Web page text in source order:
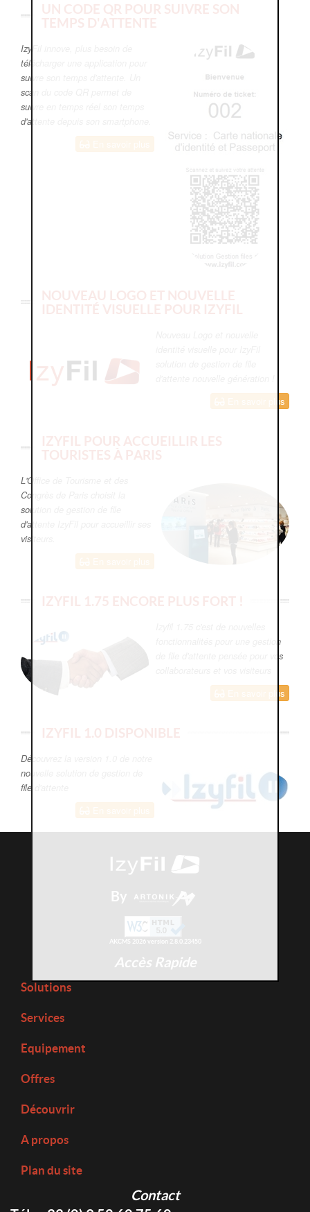
UN CODE QR POUR SUIVRE SON
TEMPS D'ATTENTE
IzyFil innove, plus besoin de
télécharger une application pour
suivre son temps d'attente. Un
scan du code QR permet de
suivre en temps réel son temps
d'attente depuis son smartphone.
NOUVEAU LOGO ET NOUVELLE
IDENTITÉ VISUELLE POUR IZYFIL
En savoir plus
IZYFIL POUR ACCUEILLIR LES
TOURISTES À PARIS
L'Office de Tourisme et des
Congrès de Paris choisit la
solution de gestion de file
d'attente IzyFil pour accueillir ses
visiteurs.
IZYFIL 1.75 ENCORE PLUS FORT !
fonctionnalités pour une gestion
de file d'attente pensée pour vos
En savoir plus
IZYFIL 1.0 DISPONIBLE
Découvrez la version 1.0 de notre
nouvelle solution de gestion de
file d'attente
By
AKCMS 2026 version 2.8.0.23450
Accès Rapide
Solutions
Services
Equipement
Offres
Découvrir
A propos
Plan du site
Contact